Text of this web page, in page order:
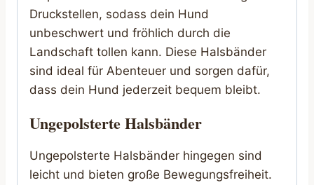
Druckstellen, sodass dein Hund
unbeschwert und fröhlich durch die
Landschaft tollen kann. Diese Halsbänder
sind ideal für Abenteuer und sorgen dafür,
dass dein Hund jederzeit bequem bleibt.
Ungepolsterte Halsbänder
Ungepolsterte Halsbänder hingegen sind
leicht und bieten große Bewegungsfreiheit.